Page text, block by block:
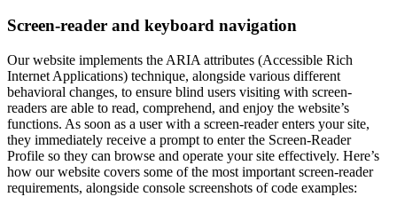
Screen-reader and keyboard navigation
Our website implements the ARIA attributes (Accessible Rich
Internet Applications) technique, alongside various different
behavioral changes, to ensure blind users visiting with screen-
readers are able to read, comprehend, and enjoy the website’s
functions. As soon as a user with a screen-reader enters your site,
they immediately receive a prompt to enter the Screen-Reader
Profile so they can browse and operate your site effectively. Here’s
how our website covers some of the most important screen-reader
requirements, alongside console screenshots of code examples: